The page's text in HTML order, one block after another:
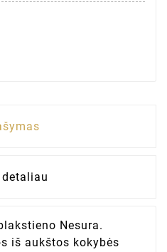
detaliau
Nesura.
iš aukštos kokybės